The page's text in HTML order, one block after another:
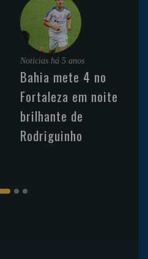
Noticias há 5 anos
Bahia mete 4 no
Fortaleza em noite
brilhante de
Rodriguinho